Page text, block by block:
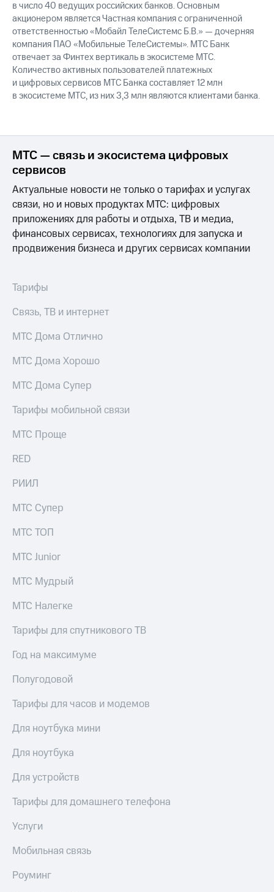
в число 40 ведущих российских банков. Основным
акционером является Частная компания с ограниченной
ответственностью «Мобайл ТелеСистемс Б.В.» — дочерняя
компания ПАО «Мобильные ТелеСистемы». МТС Банк
отвечает за Финтех вертикаль в экосистеме МТС.
Количество активных пользователей платежных
и цифровых сервисов МТС Банка составляет 12 млн
в экосистеме МТС, из них 3,3 млн являются клиентами банка.
МТС — связь и экосистема цифровых
сервисов
Актуальные новости не только о тарифах и услугах
связи, но и новых продуктах МТС: цифровых
приложениях для работы и отдыха, ТВ и медиа,
финансовых сервисах, технологиях для запуска и
продвижения бизнеса и других сервисах компании
Тарифы
Связь, ТВ и интернет
МТС Дома Отлично
МТС Дома Хорошо
МТС Дома Супер
Тарифы мобильной связи
МТС Проще
RED
РИИЛ
МТС Супер
МТС ТОП
МТС Junior
МТС Мудрый
МТС Налегке
Тарифы для спутникового ТВ
Год на максимуме
Полугодовой
Тарифы для часов и модемов
Для ноутбука мини
Для ноутбука
Для устройств
Тарифы для домашнего телефона
Услуги
Мобильная связь
Роуминг